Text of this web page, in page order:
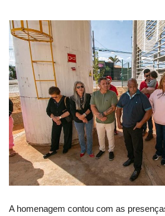
A homenagem contou com as